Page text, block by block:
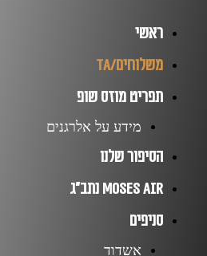
ראשי
משלוחים/TA
תפריט מוזס שופ
מידע על אלרגנים
הסיפור שלנו
Moses Air נתב”ג
סניפים
אשדוד